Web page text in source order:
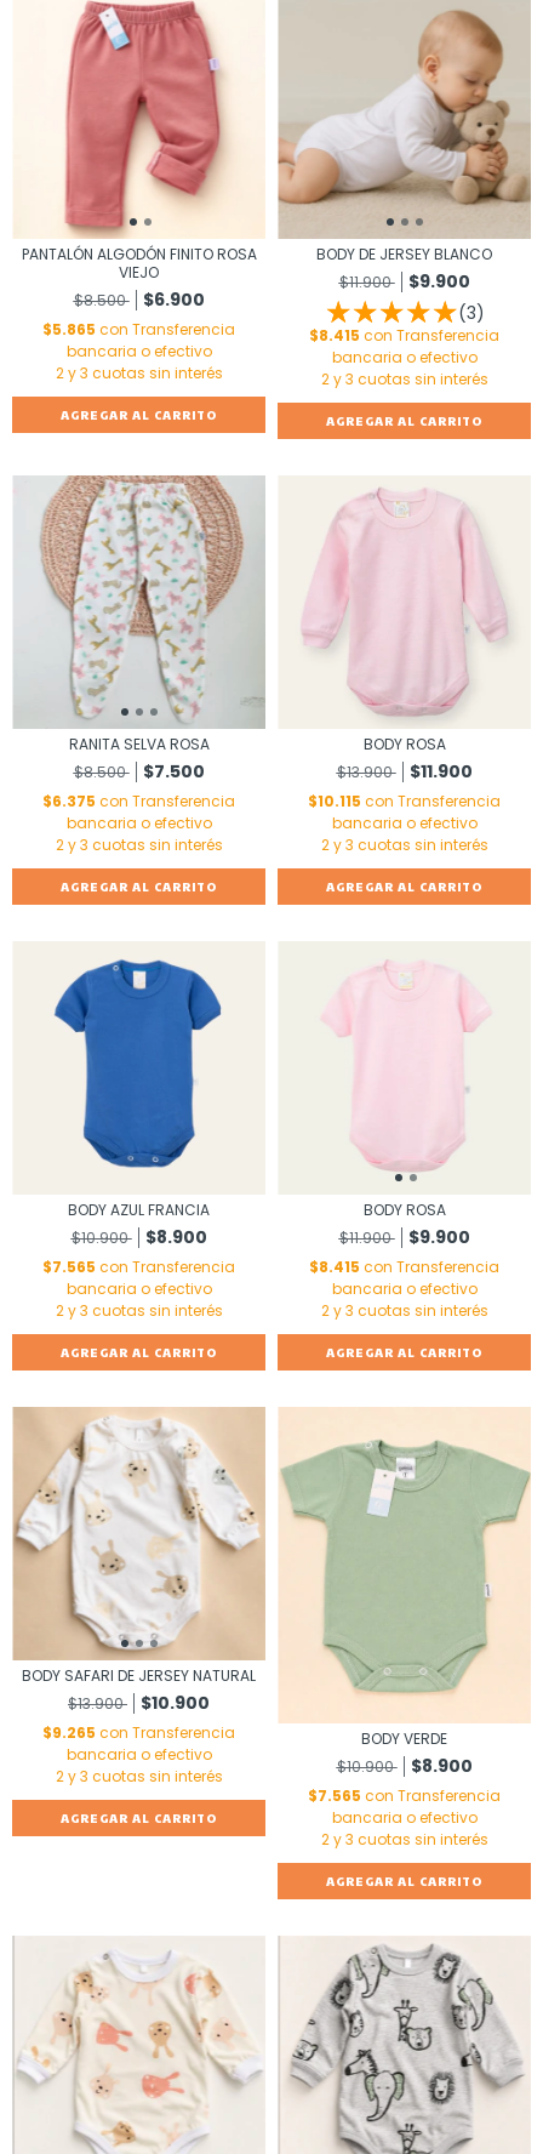
PANTALÓN ALGODÓN FINITO ROSA
VIEJO
$8.500
$6.900
$5.865 con Transferencia
bancaria o efectivo
AGREGAR AL CARRITO
BODY DE JERSEY BLANCO
$11.900
$9.900
(3)
$8.415 con Transferencia
bancaria o efectivo
AGREGAR AL CARRITO
RANITA SELVA ROSA
$8.500
$7.500
$6.375 con Transferencia
bancaria o efectivo
AGREGAR AL CARRITO
BODY ROSA
$13.900
$11.900
$10.115 con Transferencia
bancaria o efectivo
AGREGAR AL CARRITO
BODY AZUL FRANCIA
$10.900
$8.900
$7.565 con Transferencia
bancaria o efectivo
AGREGAR AL CARRITO
BODY ROSA
$11.900
$9.900
$8.415 con Transferencia
bancaria o efectivo
AGREGAR AL CARRITO
BODY SAFARI DE JERSEY NATURAL
$13.900
$10.900
$9.265 con Transferencia
bancaria o efectivo
AGREGAR AL CARRITO
BODY VERDE
$10.900
$8.900
$7.565 con Transferencia
bancaria o efectivo
AGREGAR AL CARRITO